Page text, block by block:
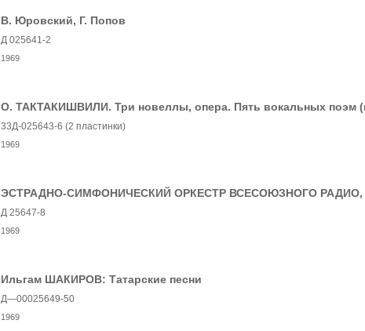
В. Юровский, Г. Попов
Д 025641-2
1969
О. ТАКТАКИШВИЛИ. Три новеллы, опера. Пять вокальных поэм
33Д-025643-6 (2 пластинки)
1969
ЭСТРАДНО-СИМФОНИЧЕСКИЙ ОРКЕСТР ВСЕСОЮЗНОГО РАДИО,
Д 25647-8
1969
Ильгам ШАКИРОВ: Татарские песни
Д—00025649-50
1969